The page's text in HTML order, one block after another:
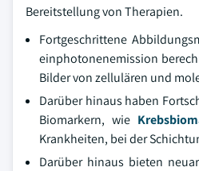
Bereitstellung von Therapien.
Fortgeschrittene
einphotonenemission
Bilder von zellulären und
Darüber hinaus haben
Biomarkern, wie
Krankheiten, bei der
Darüber hinaus bieten